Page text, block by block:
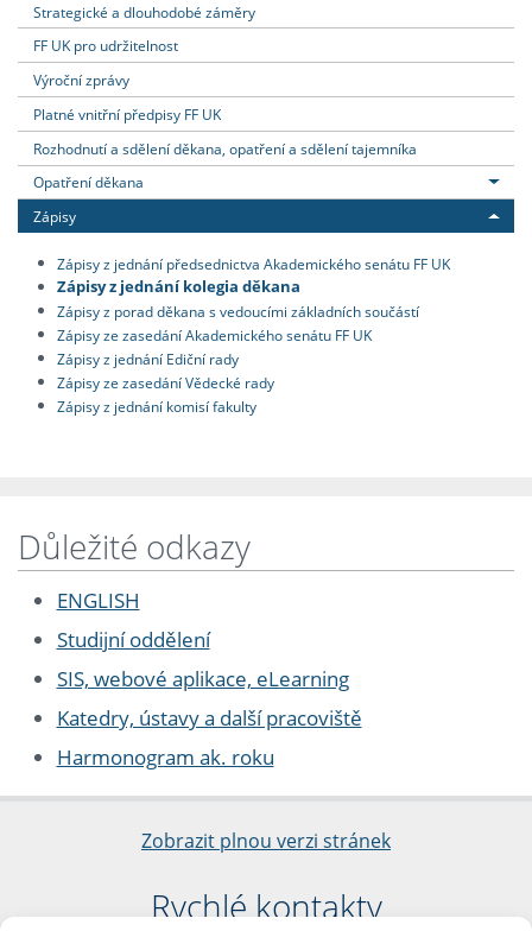
Strategické a dlouhodobé záměry
FF UK pro udržitelnost
Výroční zprávy
Platné vnitřní předpisy FF UK
Rozhodnutí a sdělení děkana, opatření a sdělení tajemníka
Opatření děkana
Zápisy
Zápisy z jednání předsednictva Akademického senátu FF UK
Zápisy z jednání kolegia děkana
Zápisy z porad děkana s vedoucími základních součástí
Zápisy ze zasedání Akademického senátu FF UK
Zápisy z jednání Ediční rady
Zápisy ze zasedání Vědecké rady
Zápisy z jednání komisí fakulty
Důležité odkazy
ENGLISH
Studijní oddělení
SIS, webové aplikace, eLearning
Katedry, ústavy a další pracoviště
Harmonogram ak. roku
Zobrazit plnou verzi stránek
Rychlé kontakty